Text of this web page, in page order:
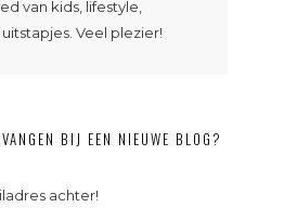
van kids, lifestyle,
Veel plezier!
BIJ EEN NIEUWE BLOG?
achter!